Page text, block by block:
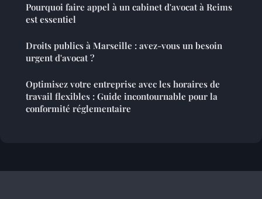
Pourquoi faire appel à un cabinet d'avocat à Reims
est essentiel
Droits publics à Marseille : avez-vous un besoin
urgent d'avocat ?
Optimisez votre entreprise avec les horaires de
travail flexibles : Guide incontournable pour la
conformité réglementaire